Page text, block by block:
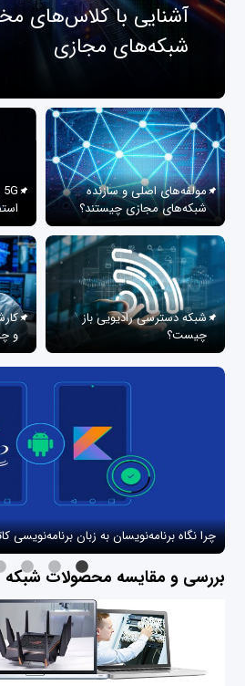
آشنایی با کلاس‌های
شبکه‌های مجازی
مولفه‌های اصلی و سازنده
شبکه‌های مجازی چیستند؟
شبکه دسترسی رادیویی باز
چیست؟
و
چرا نگاه برنامه‌نویسان به زبان
بررسی و مقایسه محصولات شبکه